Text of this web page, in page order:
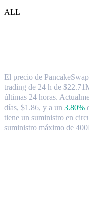
ALL
El precio de
trading de 24 h de
últimas 24 horas.
días, $1.86, y a un 3.80%
tiene un suministro en
suministro máximo de